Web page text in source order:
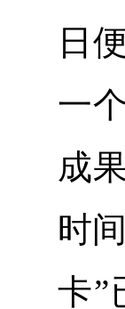
日
一
成
时
卡”